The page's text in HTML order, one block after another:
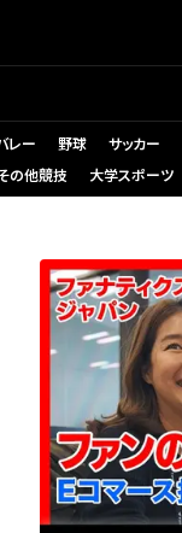
レー 野球 サッカー
の他競技 大学スポーツ